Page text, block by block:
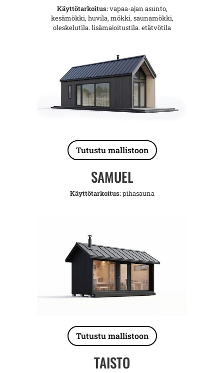
Käyttötarkoitus:vapaa-ajan asunto,
kesämökki, huvila, mökki, saunamökki,
oleskelutila, lisämajoitustila, etätyötila
Tutustu mallistoon
SAMUEL
Käyttötarkoitus:pihasauna
Tutustu mallistoon
TAISTO